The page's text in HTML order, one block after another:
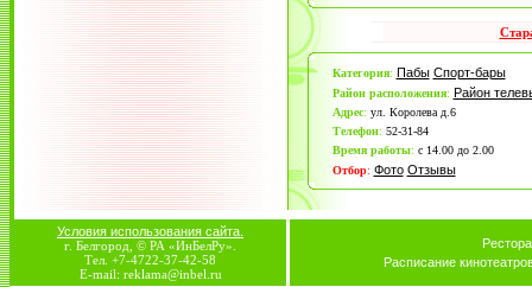
Категория: Пабы Спорт-бары
Район расположения: Район
Адрес: ул. Королева д.6
Телефон: 52-31-84
Время работы: с 14.00 до 2.00
Отбор: Фото Отзывы
Условия использования сайта.
г. Белгород, © РА «ИнБелРу».
Тел. +7-4722-37-42-58
E-mail: reklama@inbel.ru
Расписание